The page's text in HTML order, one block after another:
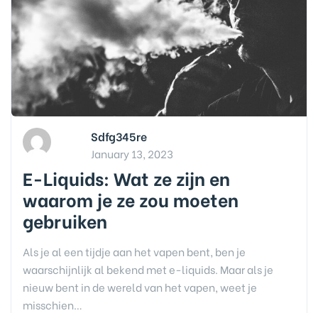
Sdfg345re
January 13, 2023
E-Liquids: Wat ze zijn en
waarom je ze zou moeten
gebruiken
Als je al een tijdje aan het vapen bent, ben je
waarschijnlijk al bekend met e-liquids. Maar als je
nieuw bent in de wereld van het vapen, weet je
misschien…